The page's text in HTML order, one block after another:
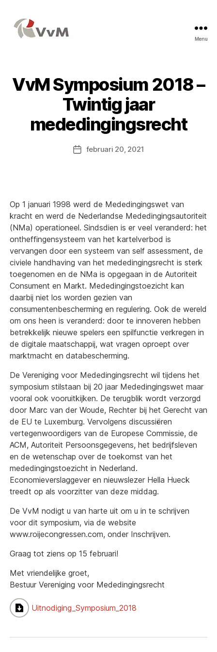
Menu
VvM Symposium 2018 –
Twintig jaar
mededingingsrecht
Berichtdatum
februari 20, 2021
Op 1 januari 1998 werd de Mededingingswet van
kracht en werd de Nederlandse Mededingingsautoriteit
(NMa) operationeel. Sindsdien is er veel veranderd: het
ontheffingensysteem van het kartelverbod is
vervangen door een systeem van self assessment, de
civiele handhaving van het mededingingsrecht is sterk
toegenomen en de NMa is opgegaan in de Autoriteit
Consument en Markt. Mededingingstoezicht kan
daarbij niet los worden gezien van
consumentenbescherming en regulering. Ook de wereld
om ons heen is veranderd: door te innoveren hebben
betrekkelijk nieuwe spelers een spilfunctie verkregen in
de digitale maatschappij, wat vragen oproept over
marktmacht en databescherming.
De Vereniging voor Mededingingsrecht wil tijdens het
symposium stilstaan bij 20 jaar Mededingingswet maar
vooral ook vooruitkijken. De terugblik wordt verzorgd
door Marc van der Woude, Rechter bij het Gerecht van
de EU te Luxemburg. Vervolgens discussiëren
vertegenwoordigers van de Europese Commissie, de
ACM, Autoriteit Persoonsgegevens, het bedrijfsleven
en de wetenschap over de toekomst van het
mededingingstoezicht in Nederland.
Economieverslaggever en nieuwslezer Hella Hueck
treedt op als voorzitter van deze middag.
De VvM nodigt u van harte uit om u in te schrijven
voor dit symposium, via de website
www.roijecongressen.com, onder Inschrijven.
Graag tot ziens op 15 februari!
Met vriendelijke groet,
Bestuur Vereniging voor Mededingingsrecht
Uitnodiging_Symposium_2018